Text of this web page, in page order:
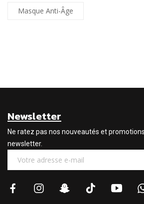
Masque Anti-Âge
Newsletter
Ne ratez pas nos nouveautés et
newsletter.